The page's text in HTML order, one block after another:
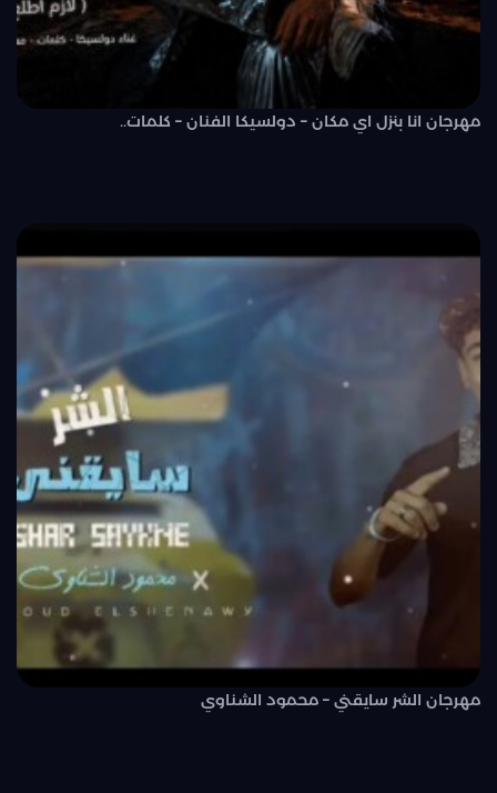
مهرجان انا بنزل اي مكان – دولسيكا الفنان – كلمات..
مهرجان الشر سايقني – محمود الشناوي